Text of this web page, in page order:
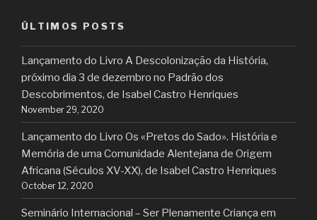
ÚLTIMOS POSTS
Lançamento do Livro A Descolonização da História,
próximo dia 3 de dezembro no Padrão dos
Descobrimentos, de Isabel Castro Henriques
November 29, 2020
Lançamento do Livro Os «Pretos do Sado». História e
Memória de uma Comunidade Alentejana de Origem
Africana (Séculos XV-XX), de Isabel Castro Henriques
October 12, 2020
Seminário Internacional – Ser Plenamente Criança em